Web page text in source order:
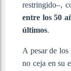
restringido–,
entre los 50
últimos.
A pesar de
no ceja en su